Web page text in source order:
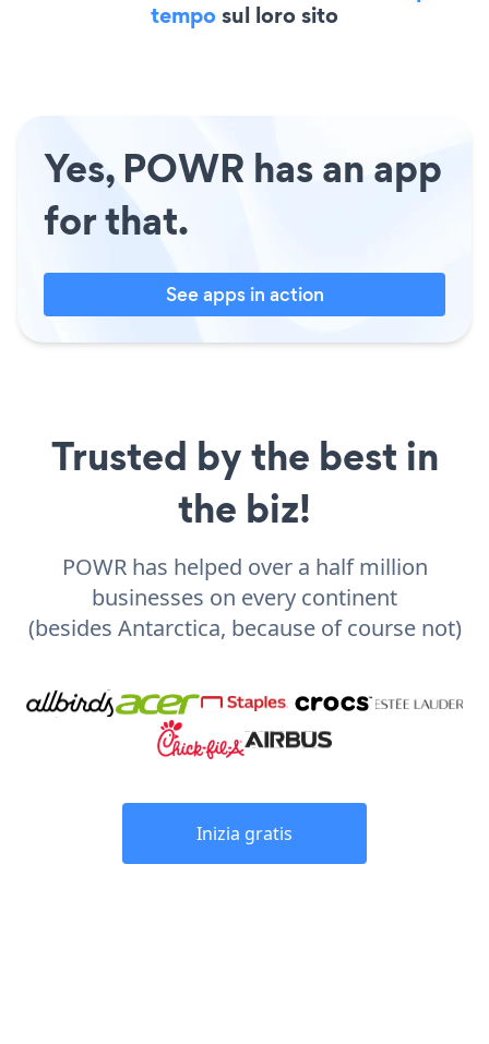
temposul loro sito
Yes, POWR has an app
for that.
See apps in action
Trusted by the best in
the biz!
POWR has helped over a half million
businesses on every continent
(besides Antarctica, because of course not)
Inizia gratis